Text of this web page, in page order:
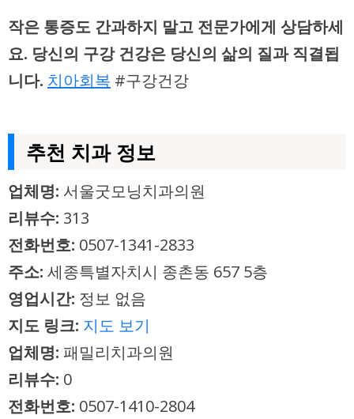
작은 통증도 간과하지 말고 전문가에게 상담하세
요. 당신의 구강 건강은 당신의 삶의 질과 직결됩
니다. 치아회복 #구강건강
추천 치과 정보
업체명: 서울굿모닝치과의원
리뷰수: 313
전화번호: 0507-1341-2833
주소: 세종특별자치시 종촌동 657 5층
영업시간: 정보 없음
지도 링크: 지도 보기
업체명: 패밀리치과의원
리뷰수: 0
전화번호: 0507-1410-2804